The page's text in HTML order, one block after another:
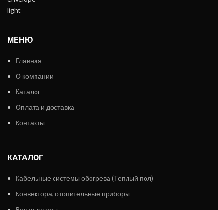
МЕНЮ
Главная
О компании
Каталог
Оплата и доставка
Контакты
КАТАЛОГ
Кабельные системы обогрева (Теплый пол)
Конвектора, отопительные приборы